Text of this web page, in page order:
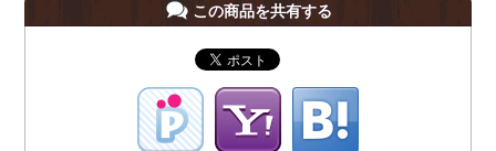
この商品を共有する